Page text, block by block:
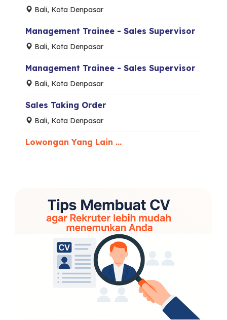
Bali, Kota Denpasar
Management Trainee - Sales Supervisor
Bali, Kota Denpasar
Management Trainee - Sales Supervisor
Bali, Kota Denpasar
Sales Taking Order
Bali, Kota Denpasar
Lowongan Yang Lain ...